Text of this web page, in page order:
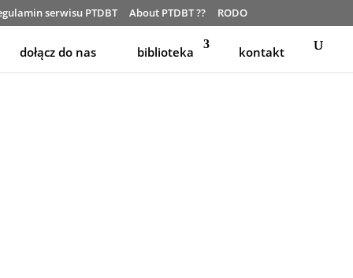
serwisu PTDBT About PTDBT ?? RODO
dołącz do nas biblioteka kontakt